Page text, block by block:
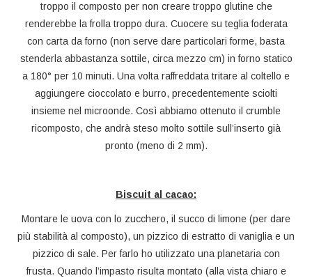
troppo il composto per non creare troppo glutine che
renderebbe la frolla troppo dura. Cuocere su teglia foderata
con carta da forno (non serve dare particolari forme, basta
stenderla abbastanza sottile, circa mezzo cm) in forno statico
a 180° per 10 minuti. Una volta raffreddata tritare al coltello e
aggiungere cioccolato e burro, precedentemente sciolti
insieme nel microonde. Così abbiamo ottenuto il crumble
ricomposto, che andrà steso molto sottile sull’inserto già
pronto (meno di 2 mm).
Biscuit al cacao:
Montare le uova con lo zucchero, il succo di limone (per dare
più stabilità al composto), un pizzico di estratto di vaniglia e un
pizzico di sale. Per farlo ho utilizzato una planetaria con
frusta. Quando l’impasto risulta montato (alla vista chiaro e